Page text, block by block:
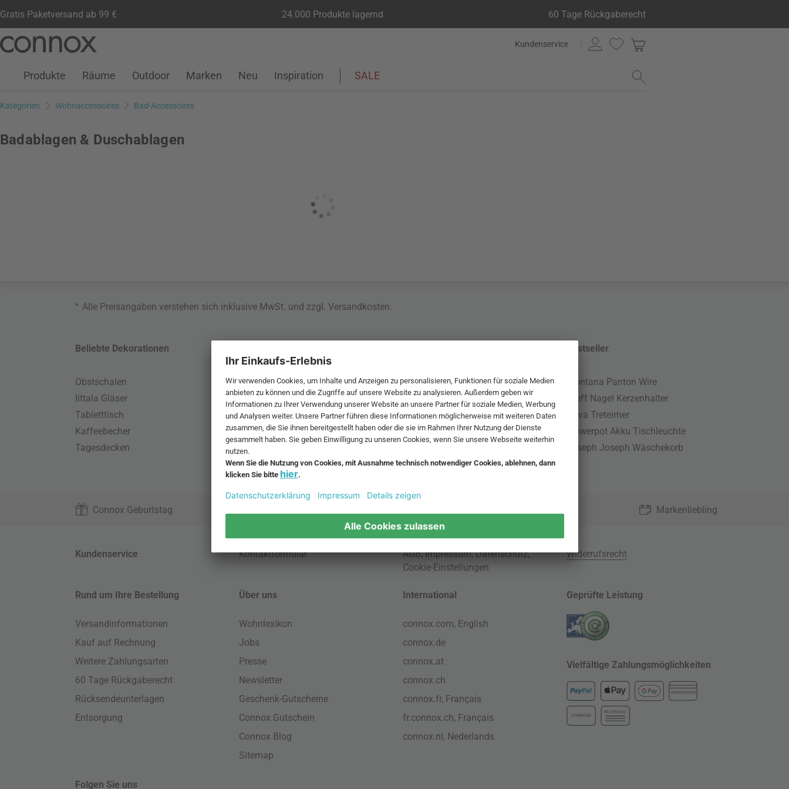
Gratis Paketversand ab 99 € 24.000 Produkte lagernd 60 Tage Rückgaberecht
Seiteninhalt
Suchfeld
Kundenservice
Kundenkonto
Wunschliste
Warenkorb
Produkte Räume Outdoor Marken Neu Inspiration SALE
Kategorien Wohnaccessoires Bad-Accessoires
Badablagen & Duschablagen
* Alle Preisangaben verstehen sich inklusive MwSt. und zzgl.Versandkosten.
Beliebte Dekorationen
Obstschalen
Iittala Gläser
Tabletttisch
Kaffeebecher
Tagesdecken
Skandinavische Möbel
Gartenmöbel
Büromöbel
Schlafsofa
Wandregale
HAY Stuhl
Pendellampe für Außen
Muuto Lampen
Kabellose Tischleuchten
Dänische Lampen
Bestseller
Montana Panton Wire
Stoff Nagel Kerzenhalter
Nova Treteimer
Flowerpot Akku Tischleuchte
Joseph Joseph Wäschekorb
Connox Geburtstag Markenliebling
Kundenservice Kontaktformular AGB,Impressum,Datenschutz,
Cookie-Einstellungen
Widerrufsrecht
Rund um Ihre Bestellung
Versandinformationen
Kauf auf Rechnung
Weitere Zahlungsarten
60 Tage Rückgaberecht
Rücksendeunterlagen
Entsorgung
Über uns
Wohnlexikon
Jobs
Presse
Newsletter
Geschenk-Gutscheine
Connox Gutschein
Connox Blog
Sitemap
International
connox.com, English
connox.de
connox.at
connox.ch
connox.fr, Français
fr.connox.ch, Français
connox.nl, Nederlands
Geprüfte Leistung
Vielfältige Zahlungsmöglichkeiten
KREDITKARTE
VORKASSE
RECHNUNG
Folgen Sie uns